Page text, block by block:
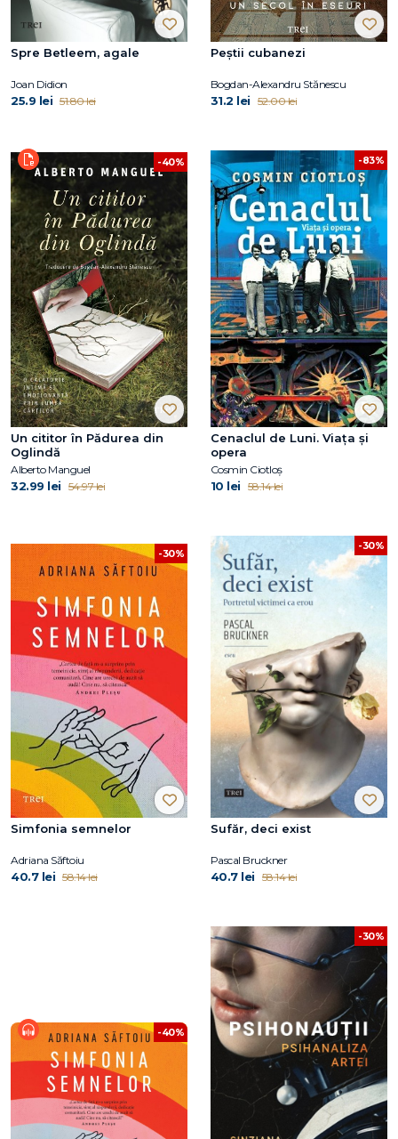
Spre Betleem, agale
Joan Didion
25.9 lei 51.80 lei
Peștii cubanezi
Bogdan-Alexandru Stănescu
31.2 lei 52.00 lei
-40%
Un cititor în Pădurea din
Oglindă
Alberto Manguel
32.99 lei 54.97 lei
-83%
Cenaclul de Luni. Viața și
opera
Cosmin Ciotloș
10 lei 58.14 lei
-30%
Simfonia semnelor
Adriana Săftoiu
40.7 lei 58.14 lei
-30%
Sufăr, deci exist
Pascal Bruckner
40.7 lei 58.14 lei
-40%
-30%